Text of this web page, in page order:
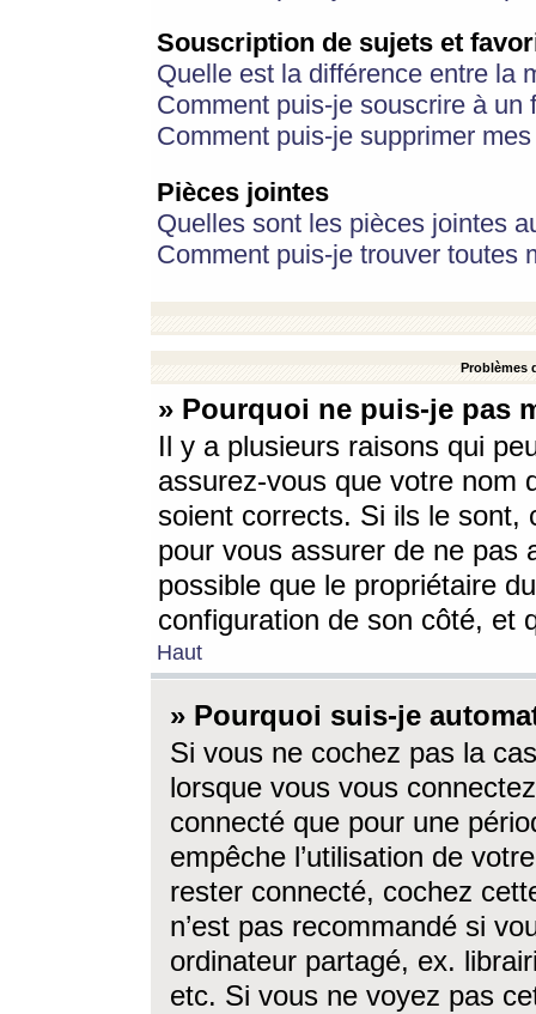
Souscription de sujets et
Quelle est la différence entre la
Comment puis-je souscrire à
Comment puis-je supprimer
Pièces jointes
Quelles sont les pièces jointes
Comment puis-je trouver toutes
Problèmes
» Pourquoi ne puis-je pas
Il y a plusieurs raisons qui
assurez-vous que votre nom
soient corrects. Si ils le sont,
pour vous assurer de ne pas
possible que le propriétaire
configuration de son côté, et
Haut
» Pourquoi suis-je
Si vous ne cochez pas la
lorsque vous vous
connecté que pour une
empêche l’utilisation de
rester connecté, cochez
n’est pas recommandé si
ordinateur partagé, ex.
etc. Si vous ne voyez pas